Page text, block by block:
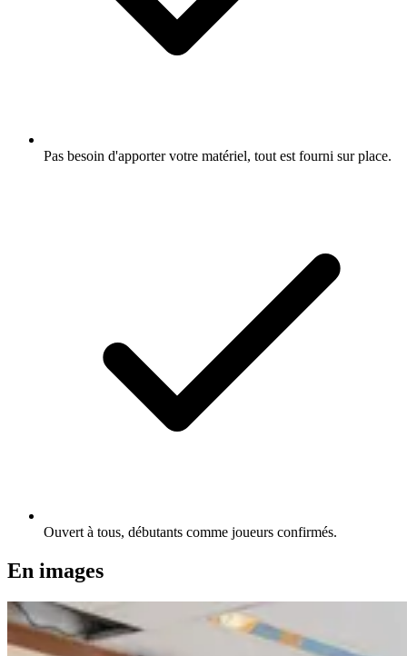
Pas besoin d'apporter votre matériel, tout est fourni sur place.
Ouvert à tous, débutants comme joueurs confirmés.
En images